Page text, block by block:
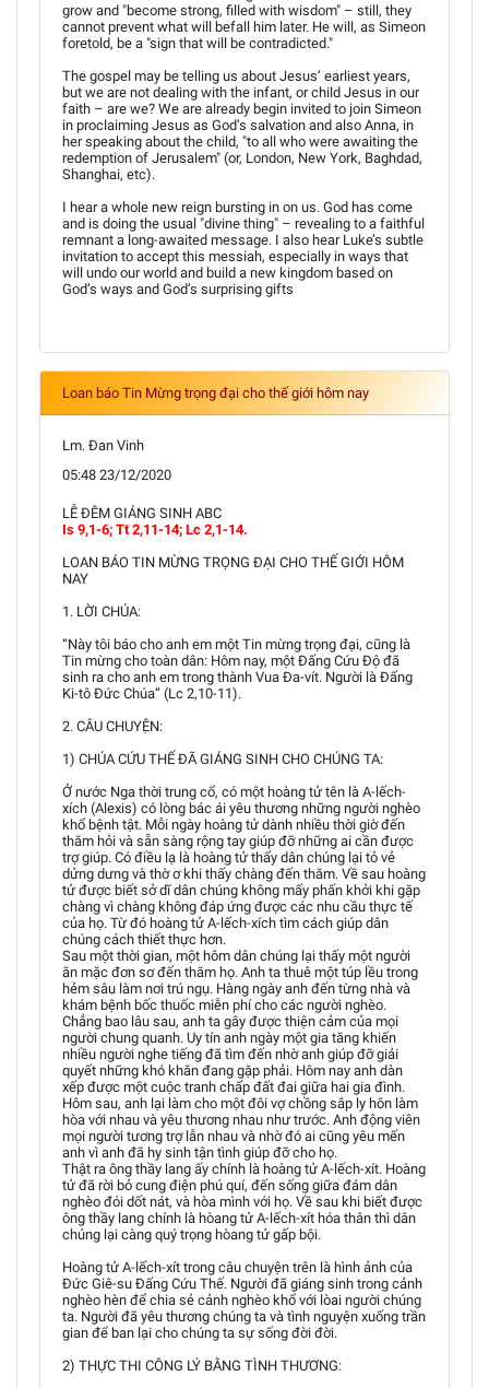
grow and "become strong, filled with wisdom" – still, they
cannot prevent what will befall him later. He will, as Simeon
foretold, be a "sign that will be contradicted."
The gospel may be telling us about Jesus’ earliest years,
but we are not dealing with the infant, or child Jesus in our
faith – are we? We are already begin invited to join Simeon
in proclaiming Jesus as God’s salvation and also Anna, in
her speaking about the child, "to all who were awaiting the
redemption of Jerusalem" (or, London, New York, Baghdad,
Shanghai, etc).
I hear a whole new reign bursting in on us. God has come
and is doing the usual "divine thing" – revealing to a faithful
remnant a long-awaited message. I also hear Luke’s subtle
invitation to accept this messiah, especially in ways that
will undo our world and build a new kingdom based on
God’s ways and God’s surprising gifts
Loan báo Tin Mừng trọng đại cho thế giới hôm nay
Lm. Đan Vinh
05:48 23/12/2020
LỄ ĐÊM GIÁNG SINH ABC
Is 9,1-6; Tt 2,11-14; Lc 2,1-14.
LOAN BÁO TIN MỪNG TRỌNG ĐẠI CHO THẾ GIỚI HÔM
NAY
1. LỜI CHÚA:
“Này tôi báo cho anh em một Tin mừng trọng đại, cũng là
Tin mừng cho toàn dân: Hôm nay, một Đấng Cứu Độ đã
sinh ra cho anh em trong thành Vua Đa-vít. Người là Đấng
Ki-tô Đức Chúa” (Lc 2,10-11).
2. CÂU CHUYỆN:
1) CHÚA CỨU THẾ ĐÃ GIÁNG SINH CHO CHÚNG TA:
Ở nước Nga thời trung cổ, có một hoàng tử tên là A-lếch-
xích (Alexis) có lòng bác ái yêu thương những người nghèo
khổ bệnh tật. Mỗi ngày hoàng tử dành nhiều thời giờ đến
thăm hỏi và sẵn sàng rộng tay giúp đỡ những ai cần được
trợ giúp. Có điều lạ là hoàng tử thấy dân chúng lại tỏ vẻ
dửng dưng và thờ ơ khi thấy chàng đến thăm. Về sau hoàng
tử được biết sở dĩ dân chúng không mấy phấn khởi khi gặp
chàng vì chàng không đáp ứng được các nhu cầu thực tế
của họ. Từ đó hoàng tử A-lếch-xích tìm cách giúp dân
chúng cách thiết thực hơn.
Sau một thời gian, một hôm dân chúng lại thấy một người
ăn mặc đơn sơ đến thăm họ. Anh ta thuê một túp lều trong
hẻm sâu làm nơi trú ngụ. Hàng ngày anh đến từng nhà và
khám bệnh bốc thuốc miễn phí cho các người nghèo.
Chẳng bao lâu sau, anh ta gây được thiện cảm của mọi
người chung quanh. Uy tín anh ngày một gia tăng khiến
nhiều người nghe tiếng đã tìm đến nhờ anh giúp đỡ giải
quyết những khó khăn đang gặp phải. Hôm nay anh dàn
xếp được một cuộc tranh chấp đất đai giữa hai gia đình.
Hôm sau, anh lại làm cho một đôi vợ chồng sắp ly hôn làm
hòa với nhau và yêu thương nhau như trước. Anh động viên
mọi người tương trợ lẫn nhau và nhờ đó ai cũng yêu mến
anh vì anh đã hy sinh tận tình giúp đỡ cho họ.
Thật ra ông thầy lang ấy chính là hoàng tử A-lếch-xít. Hoàng
tử đã rời bỏ cung điện phú quí, đến sống giữa đám dân
nghèo đói dốt nát, và hòa mình với họ. Về sau khi biết được
ông thầy lang chính là hòang tử A-lếch-xít hóa thân thì dân
chúng lại càng quý trọng hòang tử gấp bội.
Hoàng tử A-lếch-xít trong câu chuyện trên là hình ảnh của
Đức Giê-su Đấng Cứu Thế. Người đã giáng sinh trong cảnh
nghèo hèn để chia sẻ cảnh nghèo khổ với lòai người chúng
ta. Người đã yêu thương chúng ta và tình nguyện xuống trần
gian để ban lại cho chúng ta sự sống đời đời.
2) THỰC THI CÔNG LÝ BẰNG TÌNH THƯƠNG: